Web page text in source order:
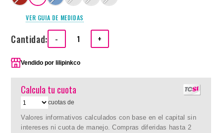
VER GUIA DE MEDIDAS
Cantidad: - +
Vendido porlilipinkco
Calcula tu cuota
cuotas de
Valores informativos calculados con base en el capital sin
intereses ni cuota de manejo. Compras diferidas hasta 2